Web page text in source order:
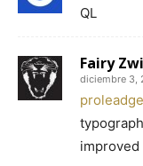
QL
Fairy
diciembre 3,